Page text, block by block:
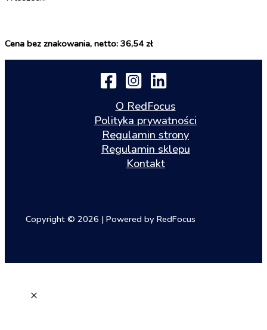
Cena bez znakowania, netto: 36,54 zł
O RedFocus
Polityka prywatności
Regulamin strony
Regulamin sklepu
Kontakt
Copyright © 2026 | Powered by RedFocus